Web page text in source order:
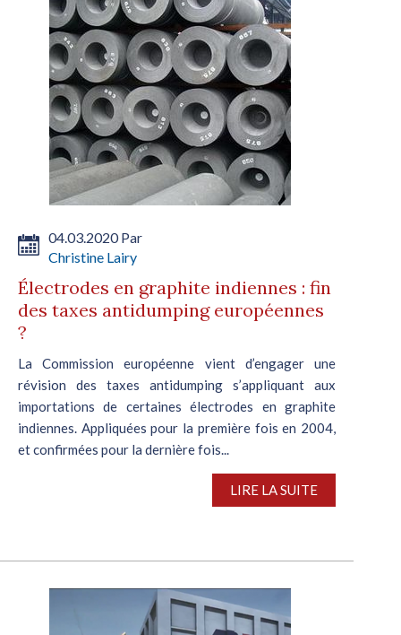
04.03.2020 Par
Christine Lairy
Électrodes en graphite indiennes : fin
des taxes antidumping européennes
?
La Commission européenne vient d’engager une
révision des taxes antidumping s’appliquant aux
importations de certaines électrodes en graphite
indiennes. Appliquées pour la première fois en 2004,
et confirmées pour la dernière fois...
LIRE LA SUITE